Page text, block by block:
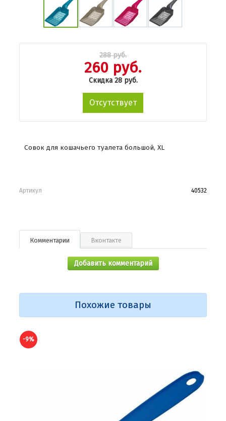
288 руб.
260 руб.
Скидка 28 руб.
Отсутствует
Совок для кошачьего туалета большой, XL
Артикул 40532
Комментарии Вконтакте
Добавить комментарий
Похожие товары
-10%